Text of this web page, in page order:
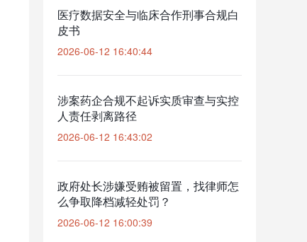
医疗数据安全与临床合作刑事合规白
皮书
2026-06-12 16:40:44
涉案药企合规不起诉实质审查与实控
人责任剥离路径
2026-06-12 16:43:02
政府处长涉嫌受贿被留置，找律师怎
么争取降档减轻处罚？
2026-06-12 16:00:39